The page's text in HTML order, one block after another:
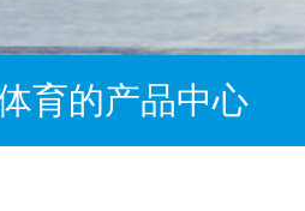
育的产品中心